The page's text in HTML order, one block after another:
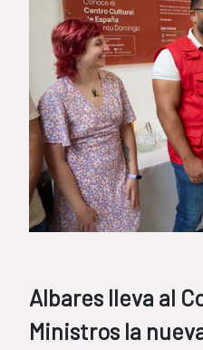
Albares lleva al
Ministros la